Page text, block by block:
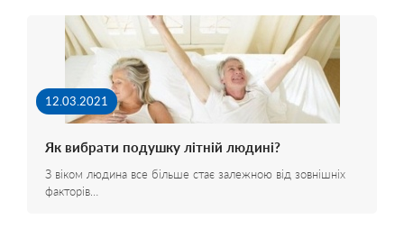
12.03.2021
Як вибрати подушку літній людині?
З віком людина все більше стає залежною від зовнішніх
факторів…